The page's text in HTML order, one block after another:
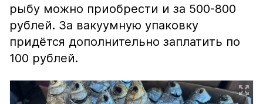
рыбу можно приобрести и за 500-800
рублей. За вакуумную упаковку
придётся дополнительно заплатить по
100 рублей.